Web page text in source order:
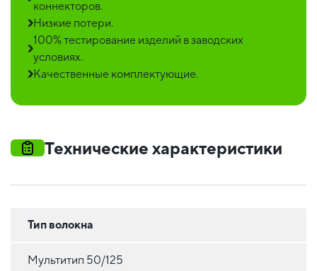
коннекторов.
Низкие потери.
100% тестирование изделий в заводских
условиях.
Качественные комплектующие.
Технические характеристики
Тип волокна
Мультитип 50/125